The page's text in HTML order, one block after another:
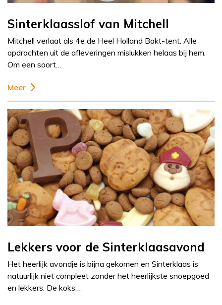
Sinterklaasslof van Mitchell
Mitchell verlaat als 4e de Heel Holland Bakt-tent. Alle
opdrachten uit de afleveringen mislukken helaas bij hem.
Om een soort…
Meer
Lekkers voor de Sinterklaasavond
Het heerlijk avondje is bijna gekomen en Sinterklaas is
natuurlijk niet compleet zonder het heerlijkste snoepgoed
en lekkers. De koks…